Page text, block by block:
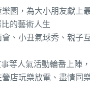
園，為大小朋友獻上
比的藝術人生
、小丑氣球秀、親
等人氣活動輪番上陣
店玩樂放電、盡情同